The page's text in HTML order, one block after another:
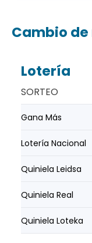
Cambio
Lotería
SORTEO
Gana Más
Lotería Nacional
Quiniela Leidsa
Quiniela Real
Quiniela Loteka